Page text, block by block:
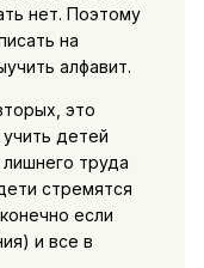
нет. Поэтому
на
алфавит.
это
детей
труда
стремятся
если
и все в